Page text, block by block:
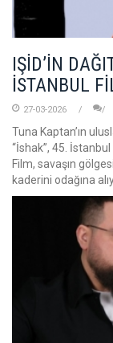
IŞİD’İN
İSTANBUL
27-03-2026
Tuna Kaptan’ın
“İshak”, 45.
Film, savaşın
kaderini odağına